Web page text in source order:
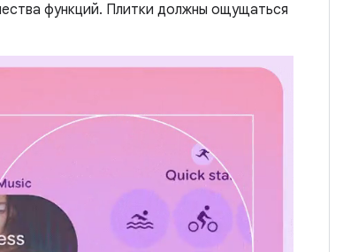
функций. Плитки должны ощущаться